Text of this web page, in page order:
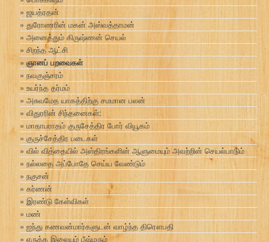
ஜயத்ரதன்
துரோணரின் மகன் அஸ்வத்தாமன்
அனைத்தும் கிருஷ்ணன் செயல்
சிறந்த ஆட்சி
ஞானப் பறவைகள்
நவகுஞ்சரம்
உயர்ந்த தர்மம்
அசுவமேத யாகத்திற்கு சமமான பலன்
விதுரரின் சிந்தனைகள்:
மாகாபராதம் குருசேத்திர போர் வியூகம்
குருச்சேத்திர படைகள்
வில் வித்தையில் அஸ்திரங்களின் ஆளுமையும் அவற்றின் செயல்பாடும்
நல்லதை அப்போதே செய்ய வேண்டும்
நகுசன்
கர்ணன்
இரண்டு கேள்விகள்
மண்
ஐந்து கணவன்மார்களுடன் வாழ்ந்த திரௌபதி
எருக்க இலையும் பீஷ்மரும்